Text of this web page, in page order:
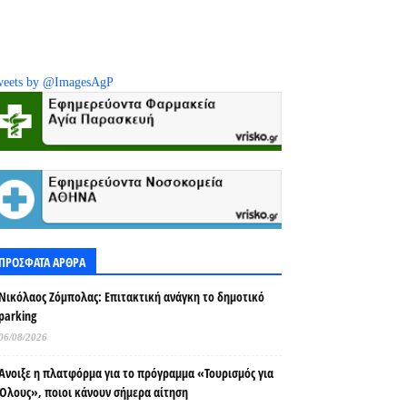
by @ImagesAgP
ΑΡΘΡΑ
Ζόμπολας: Επιτακτική ανάγκη το δημοτικό
08/2026
η πλατφόρμα για το πρόγραμμα «Τουρισμός για
ποιοι κάνουν σήμερα αίτηση